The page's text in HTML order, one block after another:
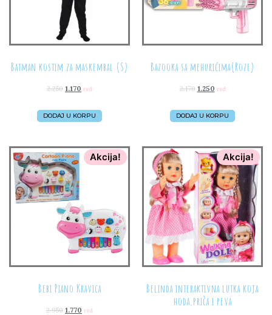
Batman kostim za maskembal (S)
2.250 1.170 rsd
DODAJ U KORPU
Bazooka sa mehurićima(Roze)
2.170 1.250 rsd
DODAJ U KORPU
Akcija!
Bebi Piano Kravica
2.950 1.770 rsd
Akcija!
Belinda interaktivna lutka koja
hoda,priča i peva